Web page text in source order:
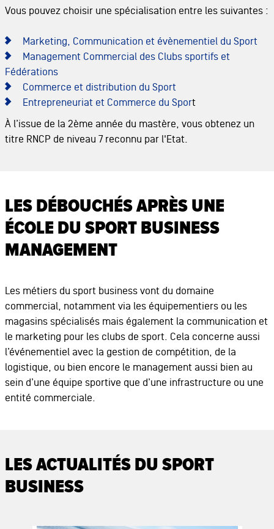
Vous pouvez choisir une spécialisation entre les suivantes :
Marketing, Communication et évènementiel du Sport
Management Commercial des Clubs sportifs et
Fédérations
Commerce et distribution du Sport
Entrepreneuriat et Commerce du Sport
À l’issue de la 2ème année du mastère, vous obtenez un
titre RNCP de niveau 7 reconnu par l'Etat.
LES DÉBOUCHÉS APRÈS UNE
ÉCOLE DU SPORT BUSINESS
MANAGEMENT
Les métiers du sport business vont du domaine
commercial, notamment via les équipementiers ou les
magasins spécialisés mais également la communication et
le marketing pour les clubs de sport. Cela concerne aussi
l’événementiel avec la gestion de compétition, de la
logistique, ou bien encore le management aussi bien au
sein d’une équipe sportive que d’une infrastructure ou une
entité commerciale.
LES ACTUALITÉS DU SPORT
BUSINESS